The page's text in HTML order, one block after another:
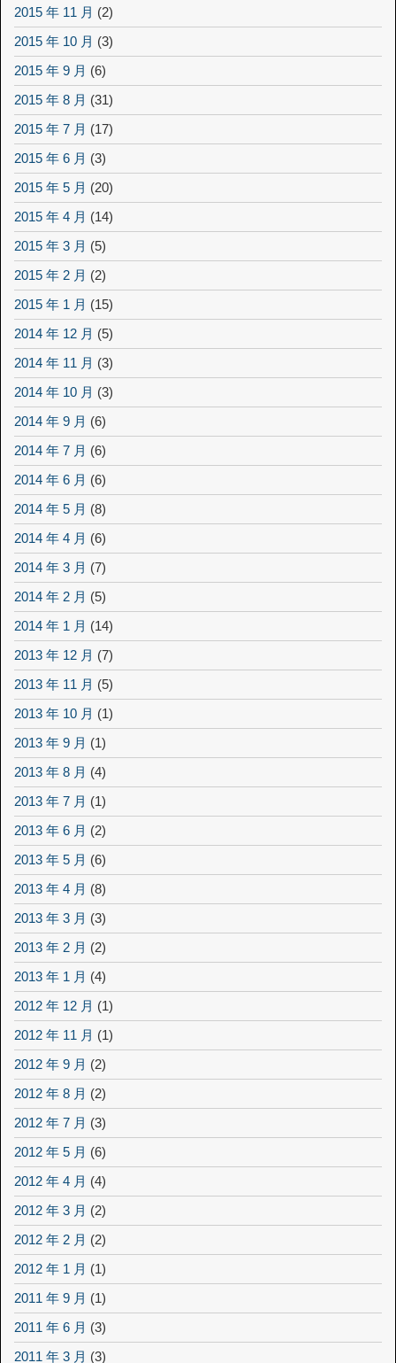
2015 年 11 月 (2)
2015 年 10 月 (3)
2015 年 9 月 (6)
2015 年 8 月 (31)
2015 年 7 月 (17)
2015 年 6 月 (3)
2015 年 5 月 (20)
2015 年 4 月 (14)
2015 年 3 月 (5)
2015 年 2 月 (2)
2015 年 1 月 (15)
2014 年 12 月 (5)
2014 年 11 月 (3)
2014 年 10 月 (3)
2014 年 9 月 (6)
2014 年 7 月 (6)
2014 年 6 月 (6)
2014 年 5 月 (8)
2014 年 4 月 (6)
2014 年 3 月 (7)
2014 年 2 月 (5)
2014 年 1 月 (14)
2013 年 12 月 (7)
2013 年 11 月 (5)
2013 年 10 月 (1)
2013 年 9 月 (1)
2013 年 8 月 (4)
2013 年 7 月 (1)
2013 年 6 月 (2)
2013 年 5 月 (6)
2013 年 4 月 (8)
2013 年 3 月 (3)
2013 年 2 月 (2)
2013 年 1 月 (4)
2012 年 12 月 (1)
2012 年 11 月 (1)
2012 年 9 月 (2)
2012 年 8 月 (2)
2012 年 7 月 (3)
2012 年 5 月 (6)
2012 年 4 月 (4)
2012 年 3 月 (2)
2012 年 2 月 (2)
2012 年 1 月 (1)
2011 年 9 月 (1)
2011 年 6 月 (3)
2011 年 3 月 (3)